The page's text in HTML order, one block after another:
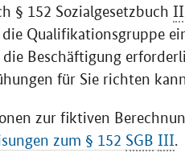
§ 152 Sozialgesetzbuch
Qualifikationsgruppe
Beschäftigung
für Sie richten
zur fiktiven
zum § 152 SGB III.